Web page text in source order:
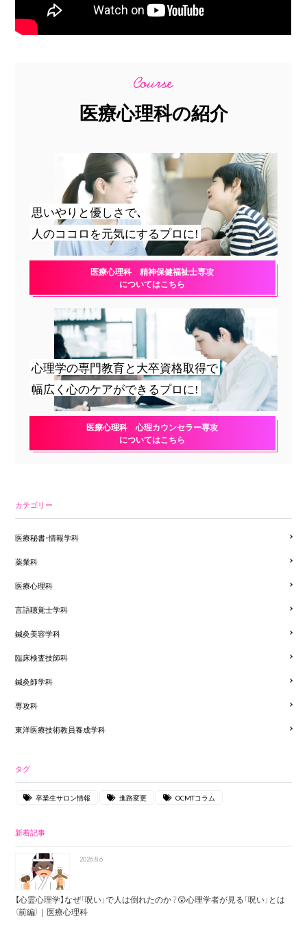
医療心理科の紹介
思いやりと優しさで、
人のココロを元気にするプロに!
医療心理科 精神保健福祉士専攻
についてはこちら
心理学の専門教育と大卒資格取得で
幅広く心のケアができるプロに!
医療心理科 心理カウンセラー専攻
についてはこちら
カテゴリー
医療秘書・情報学科
薬業科
医療心理科
言語聴覚士学科
鍼灸美容学科
臨床検査技師科
鍼灸師学科
専攻科
東洋医療技術教員養成学科
タグ
卒業生サロン情報 進路変更 OCMTコラム
新着記事
2026.8.6
【心霊心理学】なぜ「呪い」で人は倒れたのか？😲心理学者が見る「呪い」とは
（前編）｜医療心理科